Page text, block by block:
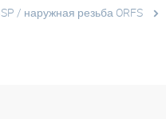
/ наружная резьба ORFS